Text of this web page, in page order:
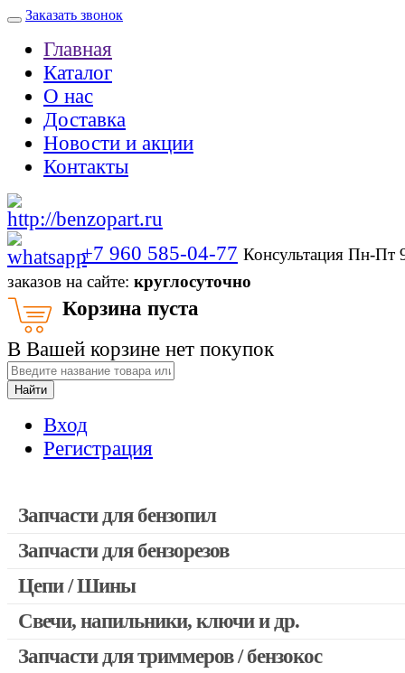
Заказать звонок
Главная
Каталог
О нас
Доставка
Новости и акции
Контакты
+7 960 585-04-77 Консультация Пн-
заказов на сайте: круглосуточно
Корзина пуста
В Вашей корзине нет покупок
Найти
Вход
Регистрация
Запчасти для бензопил
Запчасти для бензопил Stihl
Запчасти для бензопил Husqvarna, Partner
Запчасти для бензопил Oleo-mac, Echo и др.
Запчасти для бензорезов
Цепи / Шины
Свечи, напильники, ключи и др.
Запчасти для триммеров / бензокос